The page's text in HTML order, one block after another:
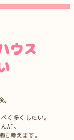
く多くしたい。
だ。
考えます。